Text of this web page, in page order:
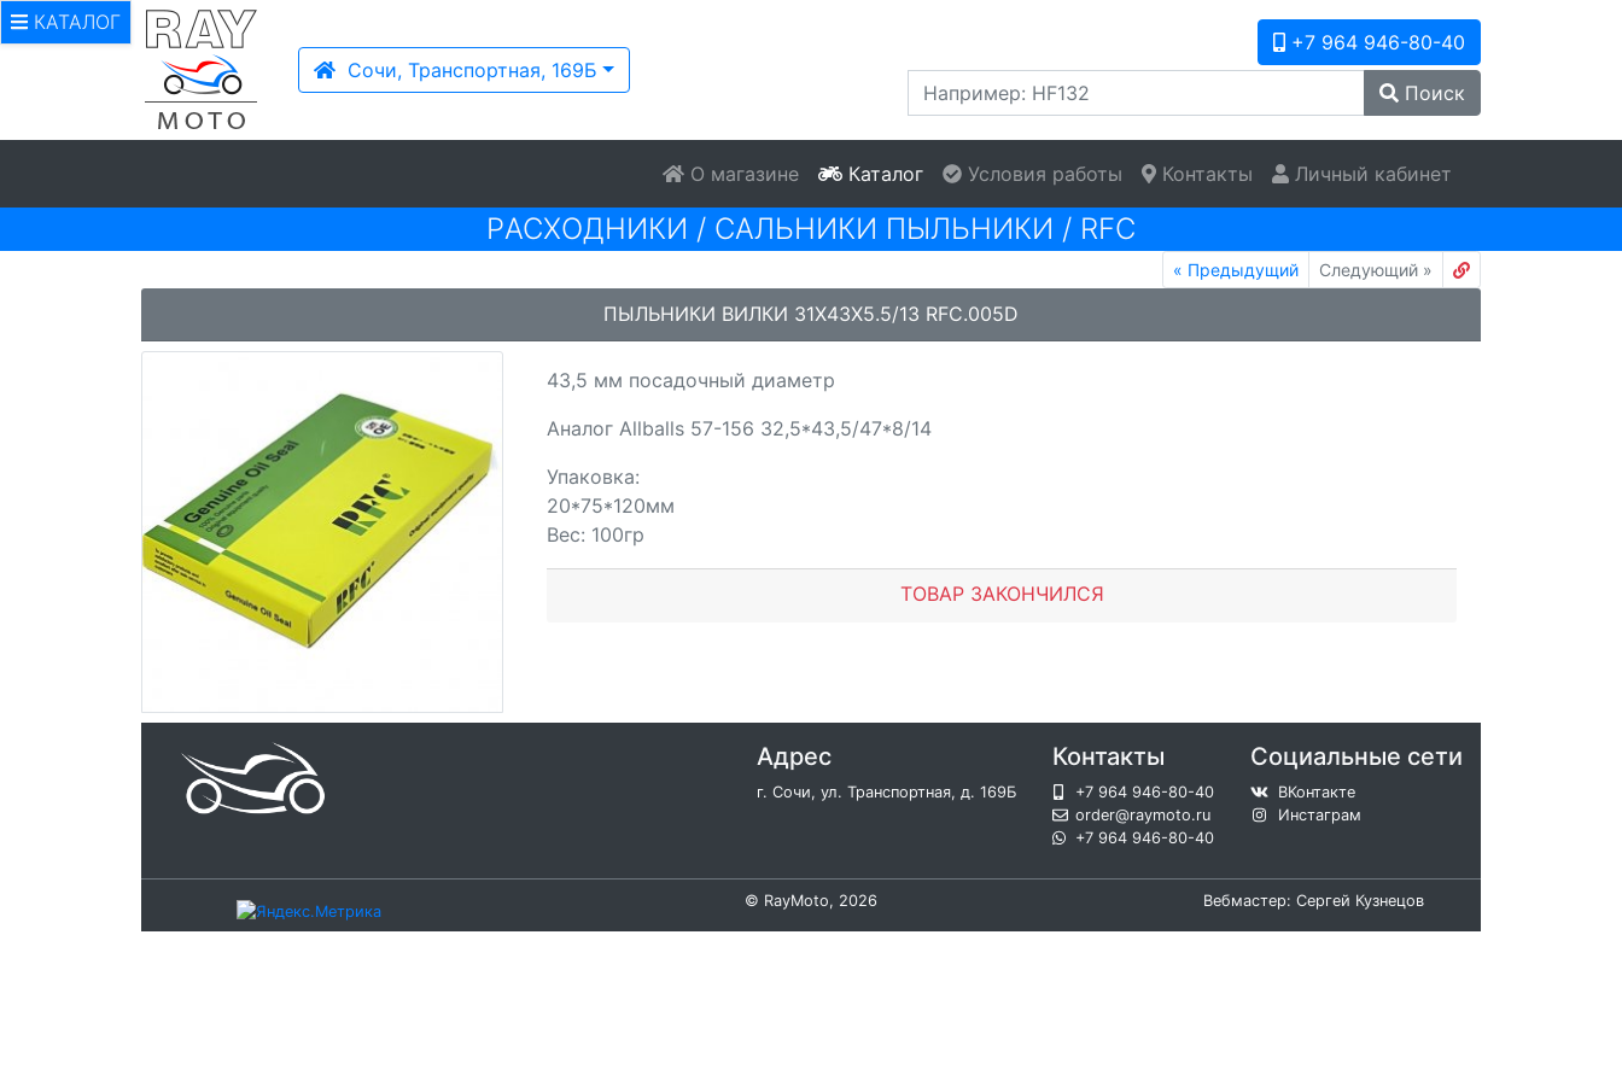
Сочи, Транспортная, 169Б
+7 964 946-80-40
Поиск
О магазине Каталог Условия работы Контакты Личный кабинет
КАТАЛОГ
PАСХОДНИКИ / САЛЬНИКИ ПЫЛЬНИКИ / RFC
« Предыдущий Следующий »
ПЫЛЬНИКИ ВИЛКИ 31X43X5.5/13 RFC.005D
43,5 мм посадочный диаметр
Аналог Allballs 57-156 32,5*43,5/47*8/14
Упаковка:
20*75*120мм
Вес: 100гр
ТОВАР ЗАКОНЧИЛСЯ
Адрес
г. Сочи, ул. Транспортная, д. 169Б
Контакты
+7 964 946-80-40
order@raymoto.ru
+7 964 946-80-40
Социальные сети
ВКонтакте
Инстаграм
© RayMoto, 2026 Вебмастер: Сергей Кузнецов